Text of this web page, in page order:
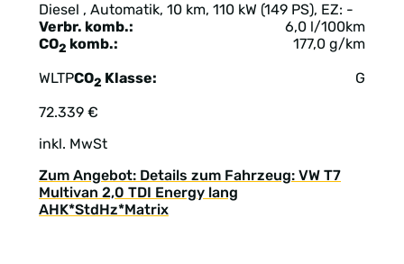
Diesel , Automatik, 10 km, 110 kW (149 PS), EZ: -
Verbr. komb.:
6,0 l/100km
CO2 komb.: 177,0 g/km
WLTPCO2 Klasse: G
72.339 €
inkl. MwSt
Zum Angebot: Details zum Fahrzeug: VW T7
Multivan 2,0 TDI Energy lang
AHK*StdHz*Matrix